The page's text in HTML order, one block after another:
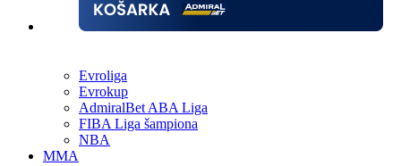
Evroliga
Evrokup
AdmiralBet ABA Liga
FIBA Liga šampiona
NBA
MMA